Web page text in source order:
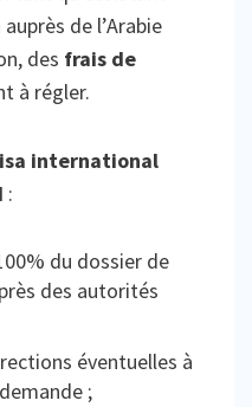
de l’Arabie
des frais de
à régler.
international
:
du dossier de
des autorités
éventuelles à
;